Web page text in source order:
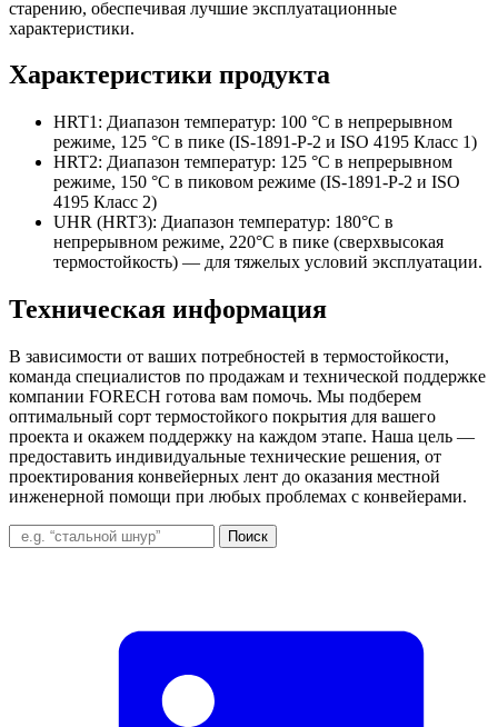
старению, обеспечивая лучшие эксплуатационные
характеристики.
Характеристики продукта
HRT1: Диапазон температур: 100 °C в непрерывном
режиме, 125 °C в пике (IS-1891-P-2 и ISO 4195 Класс 1)
HRT2: Диапазон температур: 125 °C в непрерывном
режиме, 150 °C в пиковом режиме (IS-1891-P-2 и ISO
4195 Класс 2)
UHR (HRT3): Диапазон температур: 180°C в
непрерывном режиме, 220°C в пике (сверхвысокая
термостойкость) — для тяжелых условий эксплуатации.
Техническая информация
В зависимости от ваших потребностей в термостойкости,
команда специалистов по продажам и технической поддержке
компании FORECH готова вам помочь. Мы подберем
оптимальный сорт термостойкого покрытия для вашего
проекта и окажем поддержку на каждом этапе. Наша цель —
предоставить индивидуальные технические решения, от
проектирования конвейерных лент до оказания местной
инженерной помощи при любых проблемах с конвейерами.
Поиск